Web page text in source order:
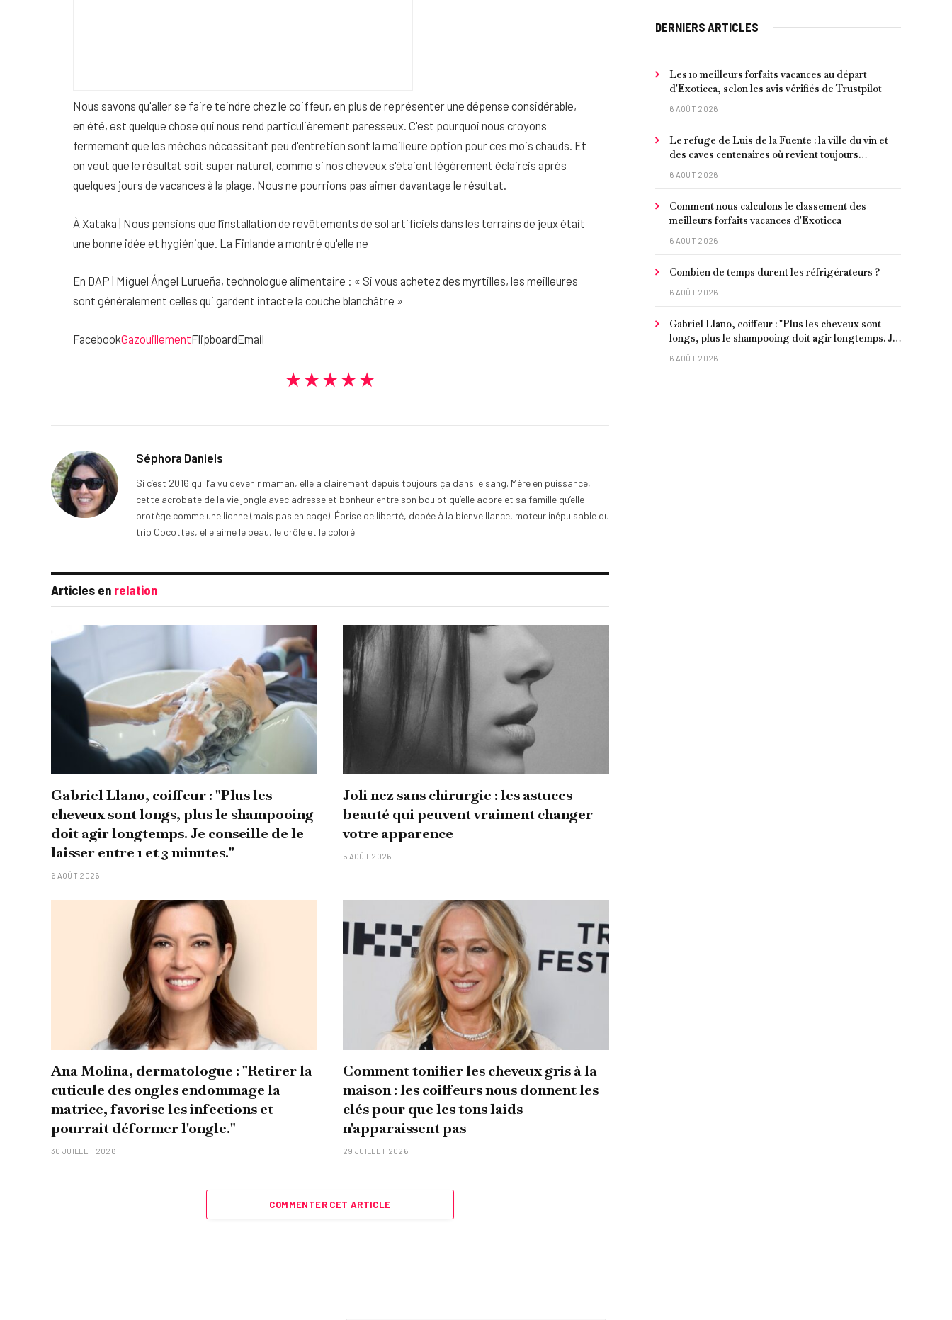
Nous savons qu'aller se faire teindre chez le coiffeur, en plus de représenter une dépense considérable,
en été, est quelque chose qui nous rend particulièrement paresseux. C'est pourquoi nous croyons
fermement que les mèches nécessitant peu d'entretien sont la meilleure option pour ces mois chauds. Et
on veut que le résultat soit super naturel, comme si nos cheveux s'étaient légèrement éclaircis après
quelques jours de vacances à la plage. Nous ne pourrions pas aimer davantage le résultat.
À Xataka | Nous pensions que l’installation de revêtements de sol artificiels dans les terrains de jeux était
une bonne idée et hygiénique. La Finlande a montré qu'elle ne
En DAP | Miguel Ángel Lurueña, technologue alimentaire : « Si vous achetez des myrtilles, les meilleures
sont généralement celles qui gardent intacte la couche blanchâtre »
FacebookGazouillementFlipboardEmail
★★★★★
Séphora Daniels
Si c’est 2016 qui l’a vu devenir maman, elle a clairement depuis toujours ça dans le sang. Mère en puissance,
cette acrobate de la vie jongle avec adresse et bonheur entre son boulot qu’elle adore et sa famille qu’elle
protège comme une lionne (mais pas en cage). Éprise de liberté, dopée à la bienveillance, moteur inépuisable du
trio Cocottes, elle aime le beau, le drôle et le coloré.
Articles en relation
Gabriel Llano, coiffeur : "Plus les
cheveux sont longs, plus le shampooing
doit agir longtemps. Je conseille de le
laisser entre 1 et 3 minutes."
6 AOÛT 2026
Joli nez sans chirurgie : les astuces
beauté qui peuvent vraiment changer
votre apparence
5 AOÛT 2026
Ana Molina, dermatologue : "Retirer la
cuticule des ongles endommage la
matrice, favorise les infections et
pourrait déformer l'ongle."
30 JUILLET 2026
Comment tonifier les cheveux gris à la
maison : les coiffeurs nous donnent les
clés pour que les tons laids
n'apparaissent pas
29 JUILLET 2026
COMMENTER CET ARTICLE
DERNIERS ARTICLES
Les 10 meilleurs forfaits vacances au départ
d'Exoticca, selon les avis vérifiés de Trustpilot
6 AOÛT 2026
Le refuge de Luis de la Fuente : la ville du vin et
des caves centenaires où revient toujours
l'entraîneur espagnol
6 AOÛT 2026
Comment nous calculons le classement des
meilleurs forfaits vacances d'Exoticca
6 AOÛT 2026
Combien de temps durent les réfrigérateurs ?
6 AOÛT 2026
Gabriel Llano, coiffeur : "Plus les cheveux sont
longs, plus le shampooing doit agir longtemps. Je
conseille de le laisser entre 1 et 3 minutes."
6 AOÛT 2026